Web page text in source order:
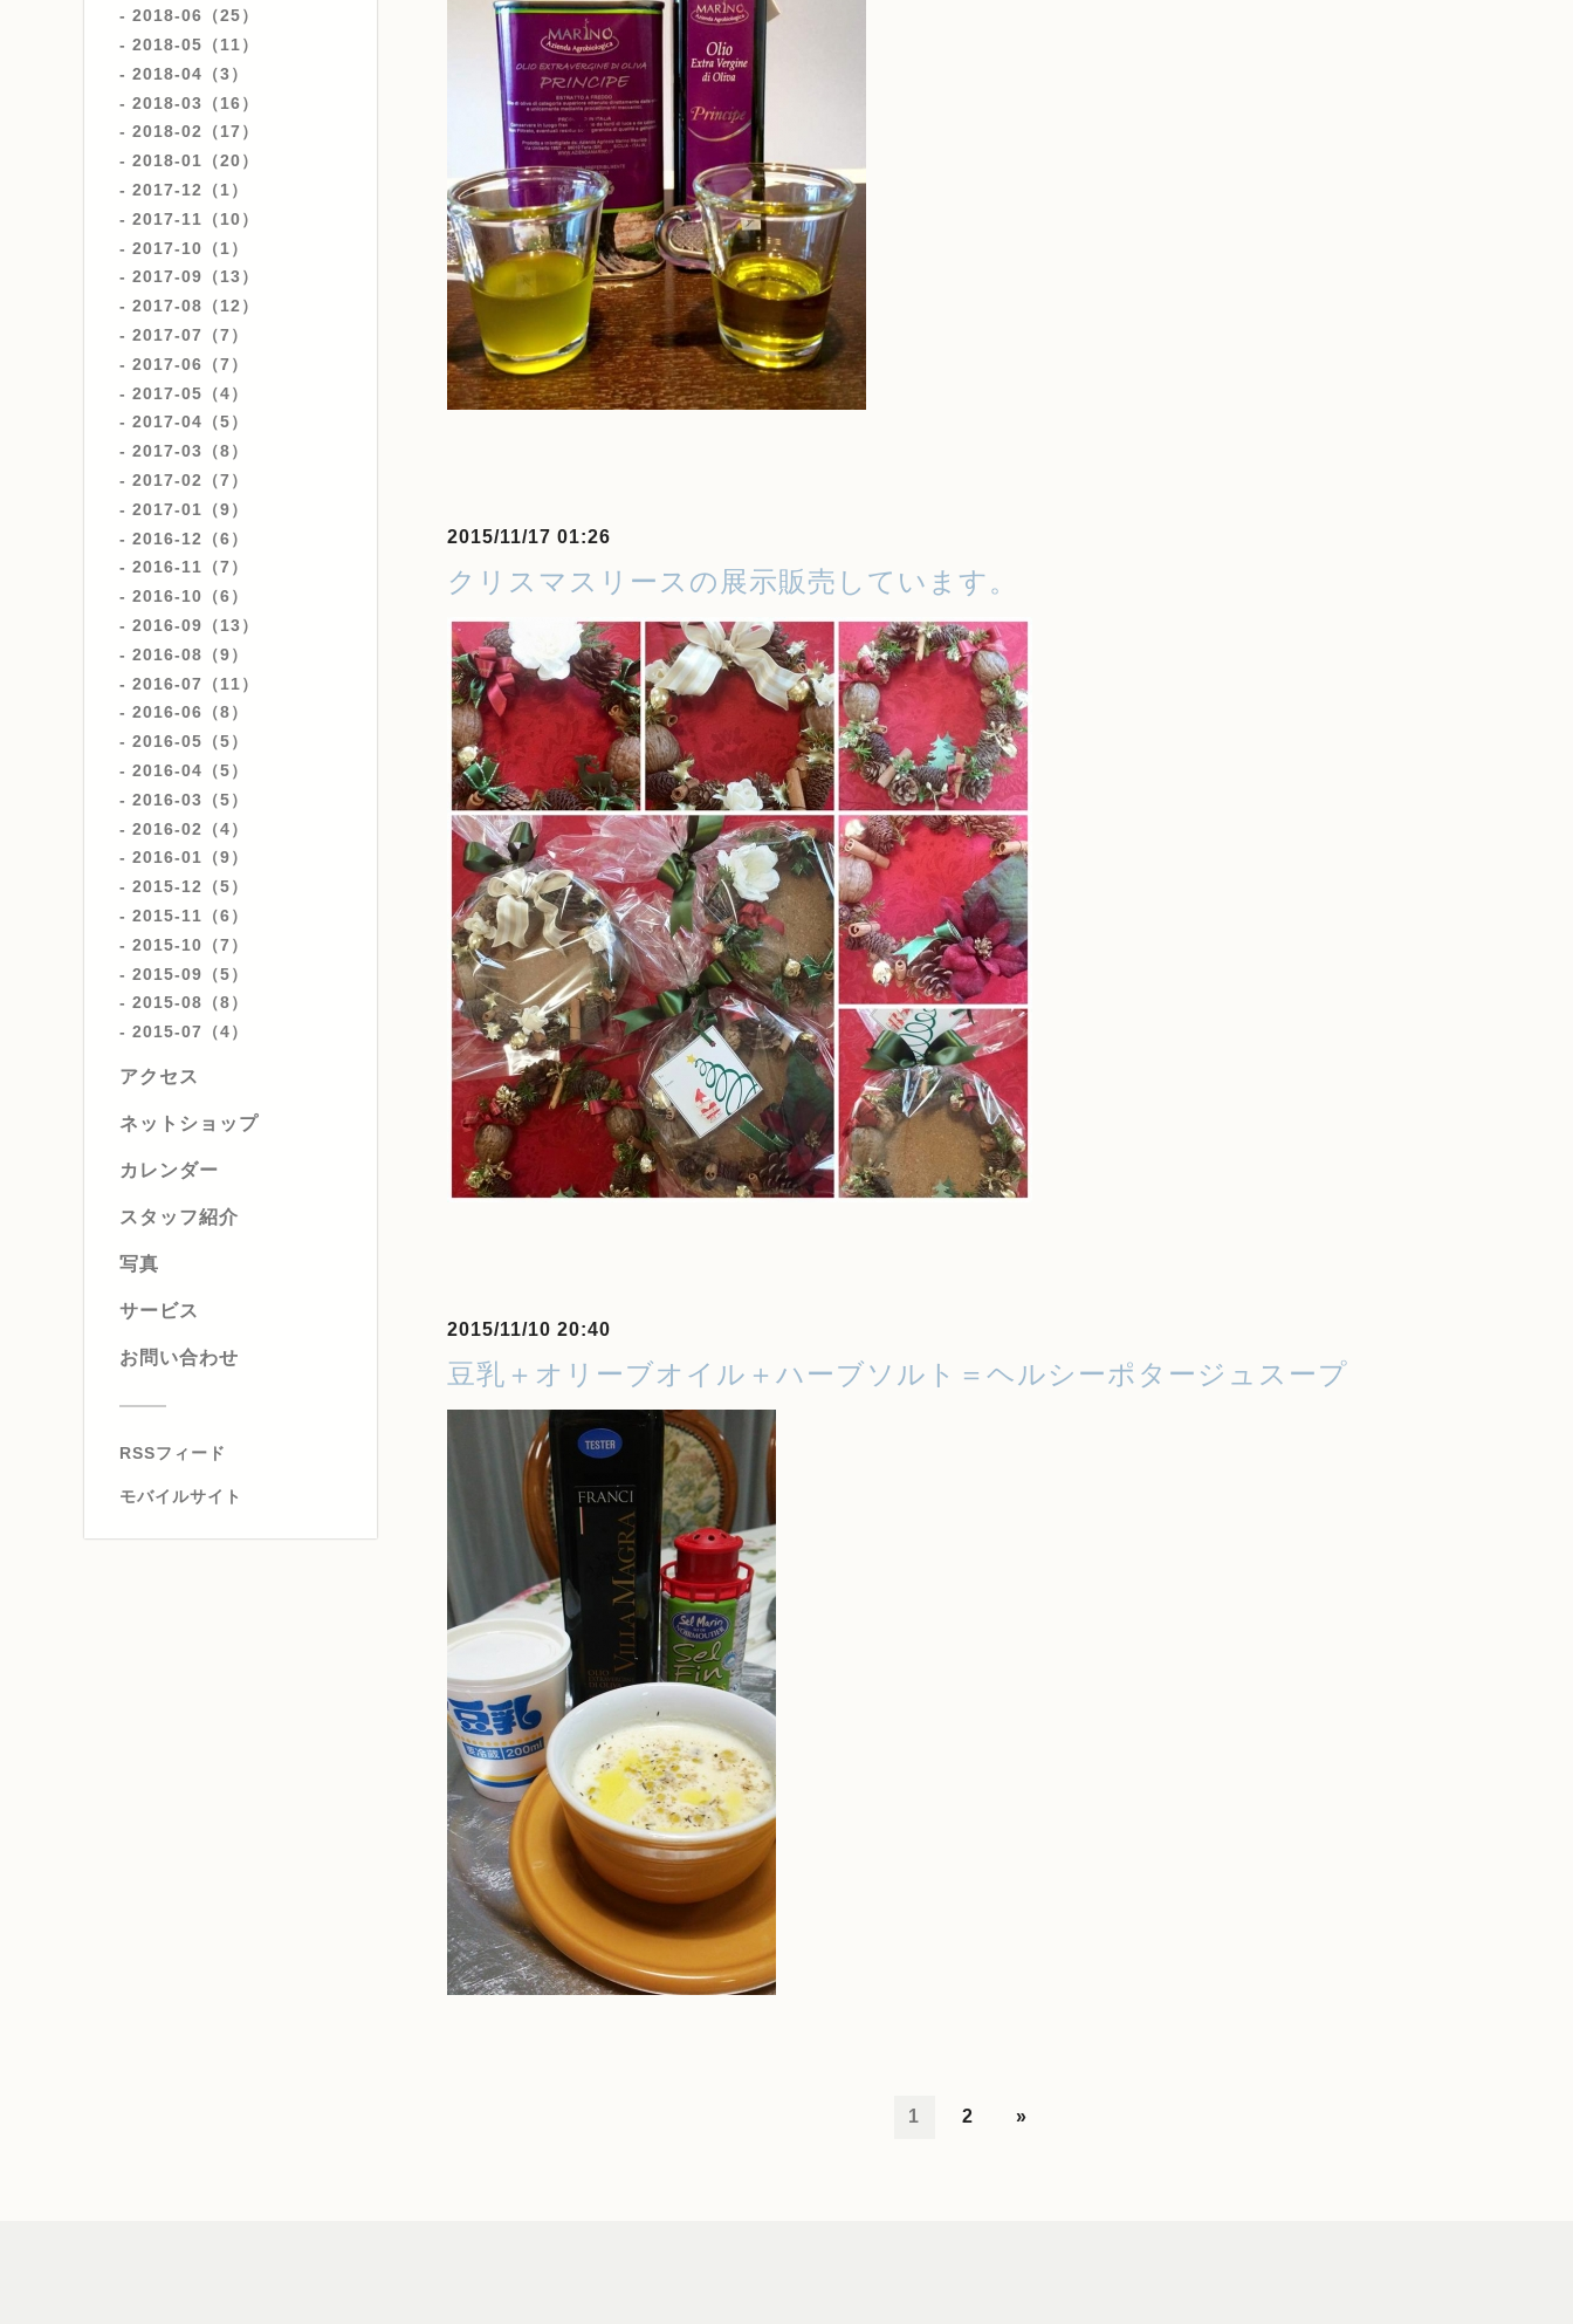
2018-06（25）
2018-05（11）
2018-04（3）
2018-03（16）
2018-02（17）
2018-01（20）
2017-12（1）
2017-11（10）
2017-10（1）
2017-09（13）
2017-08（12）
2017-07（7）
2017-06（7）
2017-05（4）
2017-04（5）
2017-03（8）
2017-02（7）
2017-01（9）
2016-12（6）
2016-11（7）
2016-10（6）
2016-09（13）
2016-08（9）
2016-07（11）
2016-06（8）
2016-05（5）
2016-04（5）
2016-03（5）
2016-02（4）
2016-01（9）
2015-12（5）
2015-11（6）
2015-10（7）
2015-09（5）
2015-08（8）
2015-07（4）
アクセス
ネットショップ
カレンダー
スタッフ紹介
写真
サービス
お問い合わせ
RSSフィード
モバイルサイト
2015/11/17 01:26
クリスマスリースの展示販売しています。
2015/11/10 20:40
豆乳＋オリーブオイル＋ハーブソルト＝ヘルシーポタージュスープ
1 2 »